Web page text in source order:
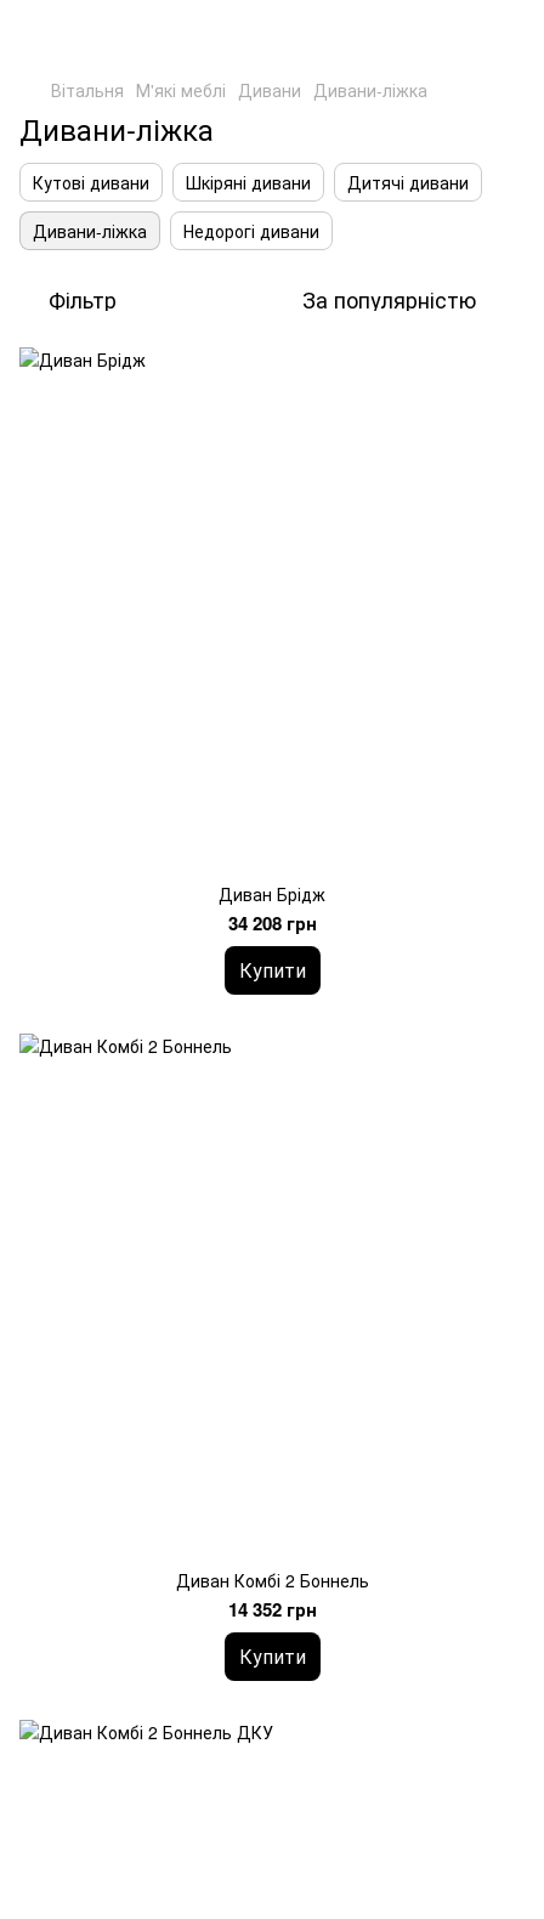
Вітальня М'які меблі Дивани Дивани-ліжка
Дивани-ліжка
Кутові дивани Шкіряні дивани
Дитячі дивани
Дивани-ліжка
Недорогі дивани
Фільтр За популярністю
Диван Брідж
34 208 грн
Купити
Диван Комбі 2 Боннель
14 352 грн
Купити